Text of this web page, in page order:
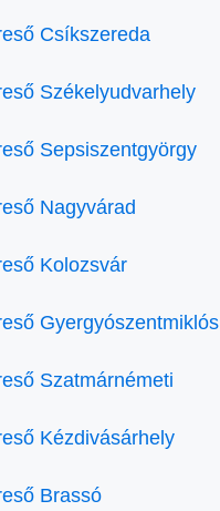
Csíkszereda
Székelyudvarhely
Sepsiszentgyörgy
Nagyvárad
Kolozsvár
Gyergyószentmiklós
Szatmárnémeti
Kézdivásárhely
Brassó